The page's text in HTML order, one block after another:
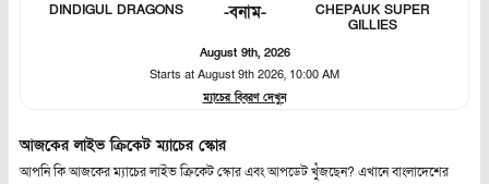
DINDIGUL DRAGONS -বনাম-
CHEPAUK SUPER
GILLIES
August 9th, 2026
Starts at August 9th 2026, 10:00 AM
ম্যাচের বিবরণ দেখুন
আজকের লাইভ ক্রিকেট ম্যাচের স্কোর
আপনি কি আজকের ম্যাচের লাইভ ক্রিকেট স্কোর এবং আপডেট খুঁজছেন? এখানে বাংলাদেশের